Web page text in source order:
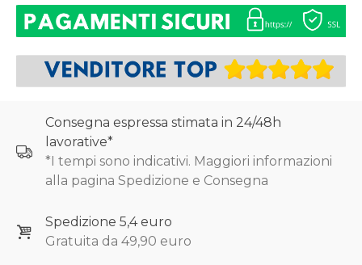
Consegna espressa stimata in 24/48h
lavorative*
*I tempi sono indicativi. Maggiori informazioni
alla pagina Spedizione e Consegna
Spedizione 5,4 euro
Gratuita da 49,90 euro